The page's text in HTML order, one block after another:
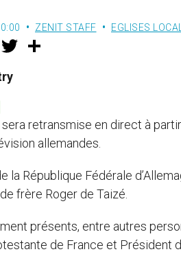
ZENIT STAFF EGLISES
F
a w
retransmise en direct à
allemandes.
la République Fédérale
frère Roger de Taizé.
présents, entre autres
de France et Président